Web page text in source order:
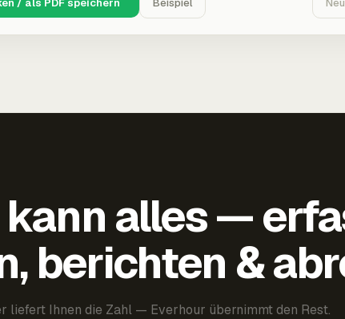
/ als PDF speichern Beispiel
alles —
berichten &
liefert Ihnen die Zahl — Everhour übernimmt den Rest.